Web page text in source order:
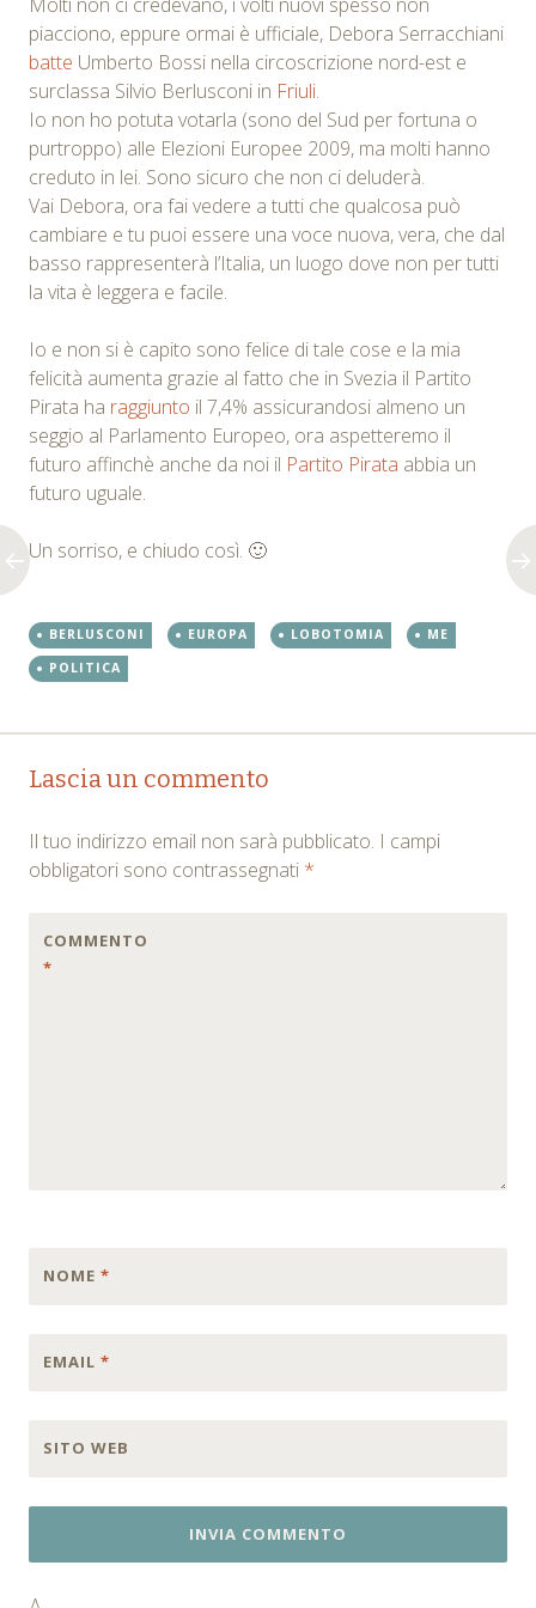
piacciono, eppure ormai è ufficiale, Debora Serracchiani
batte Umberto Bossi nella circoscrizione nord-est e
surclassa Silvio Berlusconi in Friuli.
Io non ho potuta votarla (sono del Sud per fortuna o
purtroppo) alle Elezioni Europee 2009, ma molti hanno
creduto in lei. Sono sicuro che non ci deluderà.
Vai Debora, ora fai vedere a tutti che qualcosa può
cambiare e tu puoi essere una voce nuova, vera, che dal
basso rappresenterà l’Italia, un luogo dove non per tutti
la vita è leggera e facile.
Io e non si è capito sono felice di tale cose e la mia
felicità aumenta grazie al fatto che in Svezia il Partito
Pirata ha raggiunto il 7,4% assicurandosi almeno un
seggio al Parlamento Europeo, ora aspetteremo il
futuro affinchè anche da noi il Partito Pirata abbia un
futuro uguale.
Un sorriso, e chiudo così. 🙂
BERLUSCONI EUROPA LOBOTOMIA
ME
POLITICA
Post
Lascia un commento
Il tuo indirizzo email non sarà pubblicato. I campi
obbligatori sono contrassegnati *
COMMENTO
*
NOME *
EMAIL *
SITO WEB